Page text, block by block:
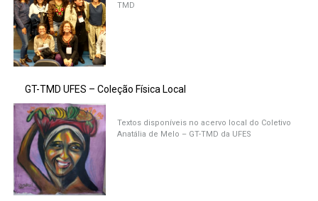
TMD
GT-TMD UFES – Coleção Física Local
Textos disponíveis no acervo local do Coletivo
Anatália de Melo – GT-TMD da UFES